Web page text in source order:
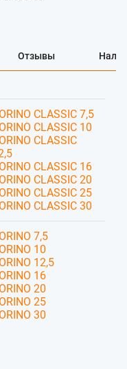
Отзывы
CLASSIC 7,5
CLASSIC 10
CLASSIC
CLASSIC 16
CLASSIC 20
CLASSIC 25
CLASSIC 30
7,5
10
12,5
16
20
25
30